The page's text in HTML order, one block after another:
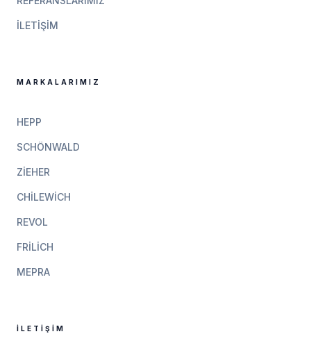
İLETIŞIM
MARKALARIMIZ
HEPP
SCHÖNWALD
ZIEHER
CHILEWICH
REVOL
FRILICH
MEPRA
İLETIŞIM